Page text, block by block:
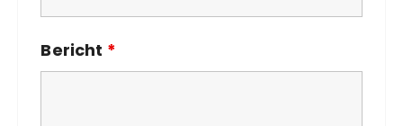
Bericht *